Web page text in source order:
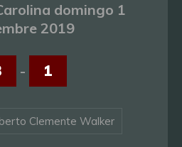
domingo 1
2019
- 1
Clemente Walker